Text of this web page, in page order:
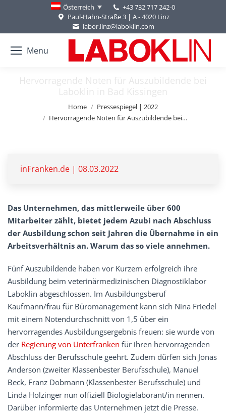
Österreich
+43 732 717 242-0
Paul-Hahn-Straße 3 | A - 4020 Linz
labor.linz@laboklin.com
Menu
Hervorragende Noten für Auszubildende bei
Laboklin in Bad Kissingen
Home
Pressespiegel | 2022
Hervorragende Noten für Auszubildende bei…
inFranken.de | 08.03.2022
Das Unternehmen, das mittlerweile über 600
Mitarbeiter zählt, bietet jedem Azubi nach Abschluss
der Ausbildung schon seit Jahren die Übernahme in ein
Arbeitsverhältnis an. Warum das so viele annehmen.
Fünf Auszubildende haben vor Kurzem erfolgreich ihre
Ausbildung beim veterinärmedizinischen Diagnostiklabor
Laboklin abgeschlossen. Im Ausbildungsberuf
Kaufmann/frau für Büromanagement kann sich Nina Friedel
mit einem Notendurchschnitt von 1,5 über ein
hervorragendes Ausbildungsergebnis freuen: sie wurde von
der Regierung von Unterfranken für ihren hervorragenden
Abschluss der Berufsschule geehrt. Zudem dürfen sich Jonas
Anderson (zweiter Klassenbester Berufsschule), Manuel
Beck, Franz Dobmann (Klassenbester Berufsschule) und
Linda Holzinger nun offiziell Biologielaborant/in nennen.
Darüber informierte das Unternehmen jetzt die Presse.